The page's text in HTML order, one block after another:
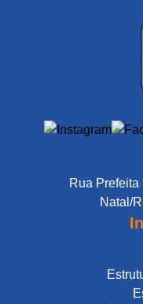
Rua Prefeita
Natal/